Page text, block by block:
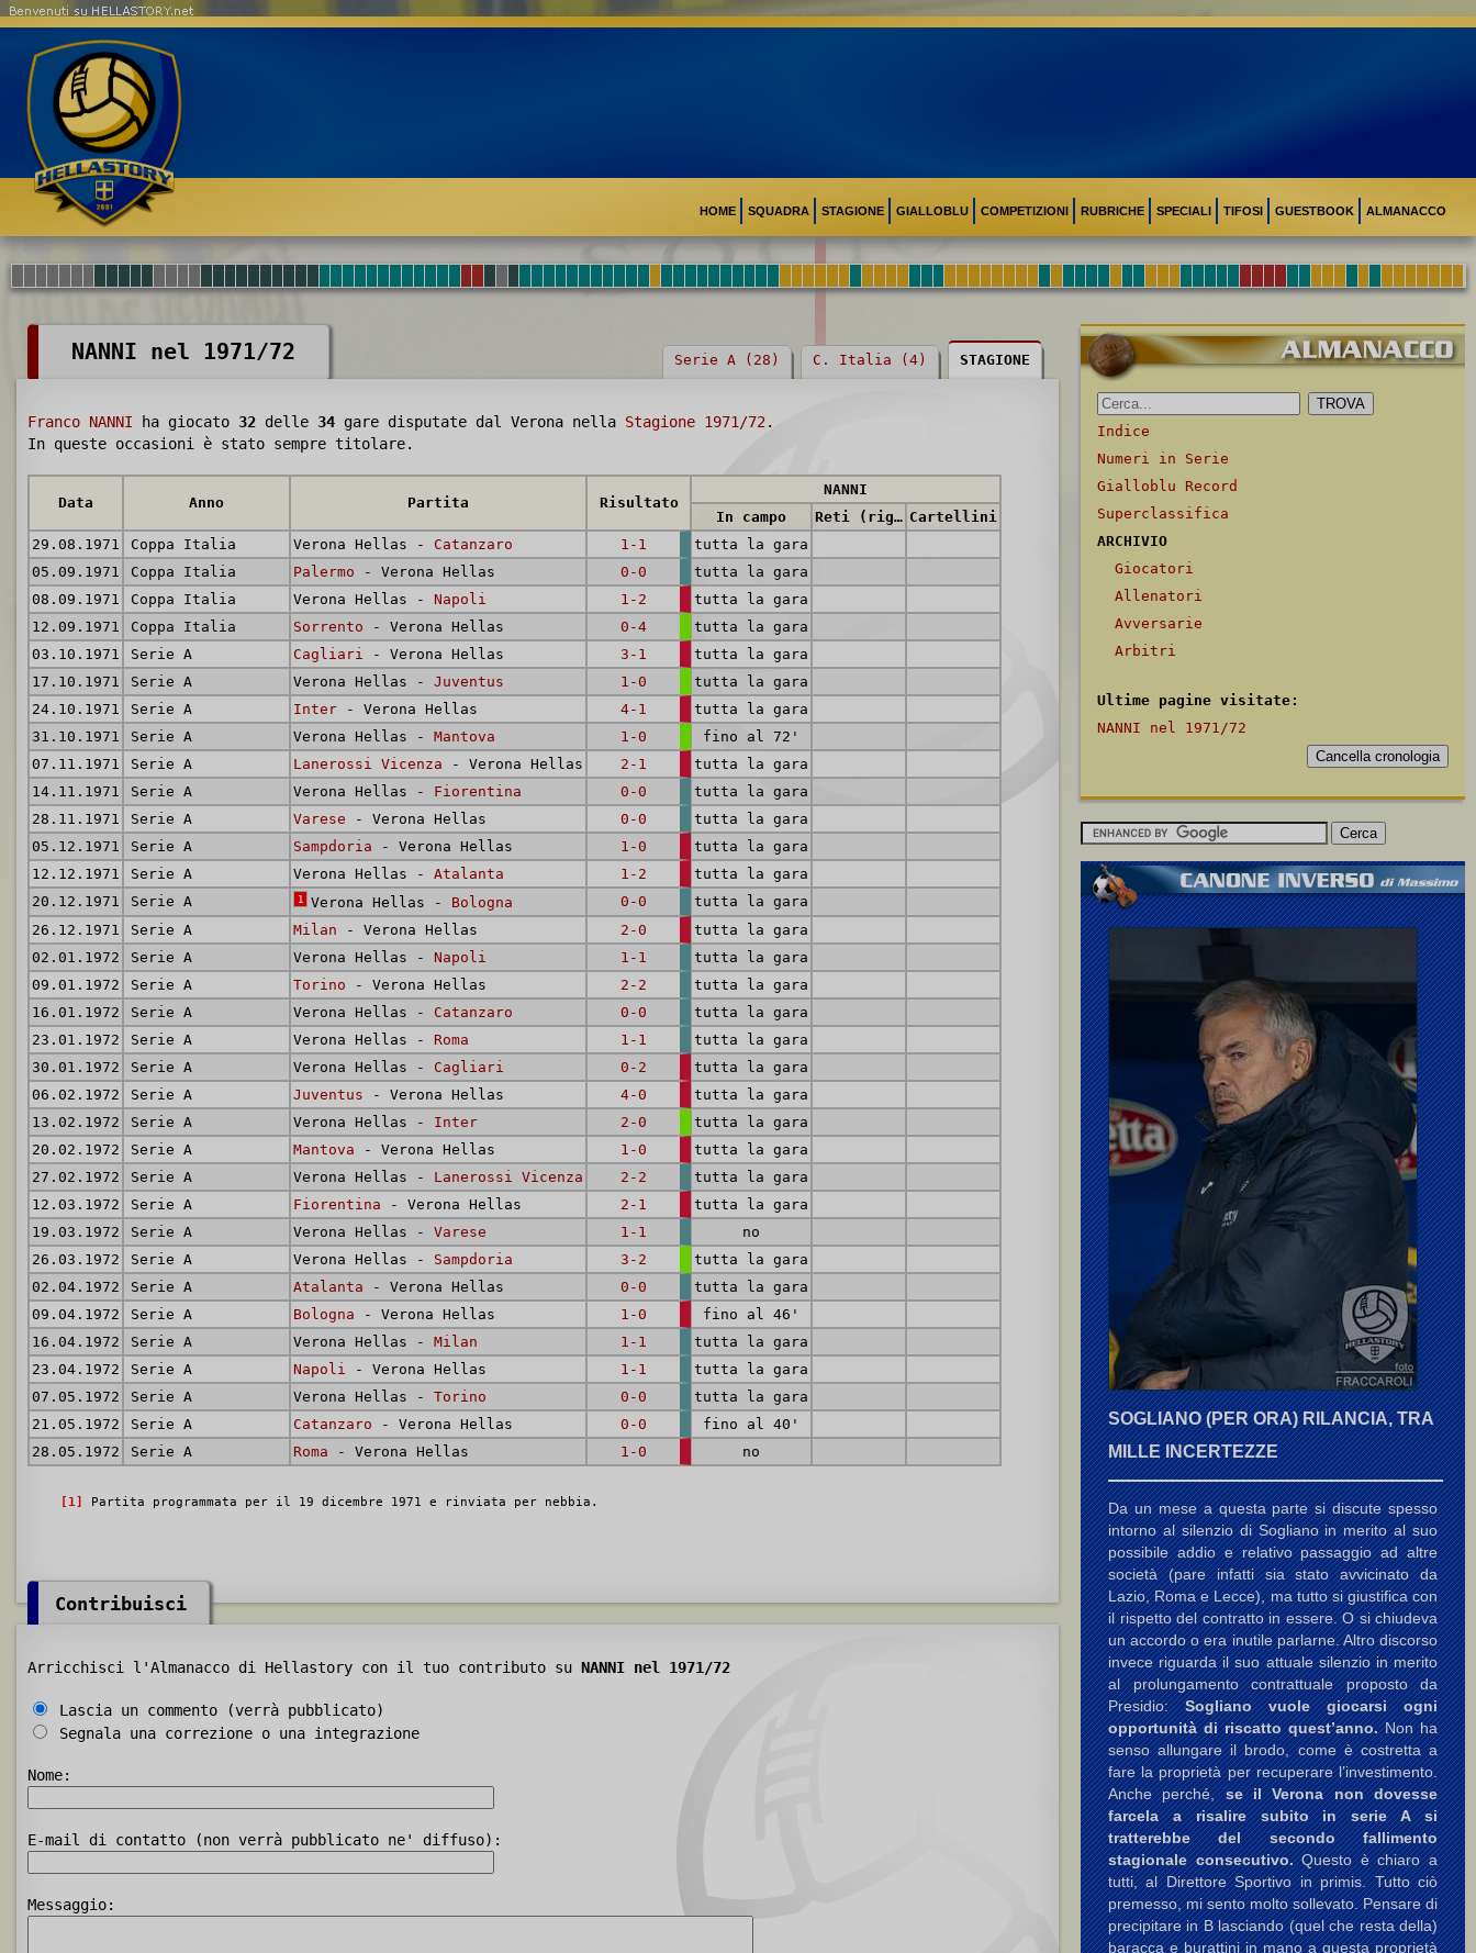
HOME SQUADRA STAGIONE GIALLOBLU COMPETIZIONI RUBRICHE SPECIALI TIFOSI GUESTBOOK ALMANACCO
Benvenuti su HELLASTORY.net
NANNI nel 1971/72 Serie A (28) C. Italia (4) STAGIONE
Franco NANNI ha giocato 32 delle 34 gare disputate dal Verona nella Stagione 1971/72 .
In queste occasioni è stato sempre titolare.
Data Anno Partita Risultato
NANNI
In campo
Reti (rig.) Cartellini
29.08.1971
Coppa Italia Verona Hellas - Catanzaro 1-1
tutta la gara
05.09.1971
Coppa Italia Palermo - Verona Hellas 0-0
tutta la gara
08.09.1971
Coppa Italia Verona Hellas - Napoli 1-2
tutta la gara
12.09.1971
Coppa Italia Sorrento - Verona Hellas 0-4
tutta la gara
03.10.1971
Serie A Cagliari - Verona Hellas 3-1
tutta la gara
17.10.1971
Serie A Verona Hellas - Juventus 1-0
tutta la gara
24.10.1971
Serie A Inter - Verona Hellas 4-1
tutta la gara
31.10.1971
Serie A Verona Hellas - Mantova 1-0
fino al 72'
07.11.1971
Serie A Lanerossi Vicenza - Verona Hellas 2-1
tutta la gara
14.11.1971
Serie A Verona Hellas - Fiorentina 0-0
tutta la gara
28.11.1971
Serie A Varese - Verona Hellas 0-0
tutta la gara
05.12.1971
Serie A Sampdoria - Verona Hellas 1-0
tutta la gara
12.12.1971
Serie A Verona Hellas - Atalanta 1-2
tutta la gara
20.12.1971
Serie A 1 Verona Hellas - Bologna 0-0
tutta la gara
26.12.1971
Serie A Milan - Verona Hellas 2-0
tutta la gara
02.01.1972
Serie A Verona Hellas - Napoli 1-1
tutta la gara
09.01.1972
Serie A Torino - Verona Hellas 2-2
tutta la gara
16.01.1972
Serie A Verona Hellas - Catanzaro 0-0
tutta la gara
23.01.1972
Serie A Verona Hellas - Roma 1-1
tutta la gara
30.01.1972
Serie A Verona Hellas - Cagliari 0-2
tutta la gara
06.02.1972
Serie A Juventus - Verona Hellas 4-0
tutta la gara
13.02.1972
Serie A Verona Hellas - Inter 2-0
tutta la gara
20.02.1972
Serie A Mantova - Verona Hellas 1-0
tutta la gara
27.02.1972
Serie A Verona Hellas - Lanerossi Vicenza 2-2
tutta la gara
12.03.1972
Serie A Fiorentina - Verona Hellas 2-1
tutta la gara
19.03.1972
Serie A Verona Hellas - Varese 1-1
no
26.03.1972
Serie A Verona Hellas - Sampdoria 3-2
tutta la gara
02.04.1972
Serie A Atalanta - Verona Hellas 0-0
tutta la gara
09.04.1972
Serie A Bologna - Verona Hellas 1-0
fino al 46'
16.04.1972
Serie A Verona Hellas - Milan 1-1
tutta la gara
23.04.1972
Serie A Napoli - Verona Hellas 1-1
tutta la gara
07.05.1972
Serie A Verona Hellas - Torino 0-0
tutta la gara
21.05.1972
Serie A Catanzaro - Verona Hellas 0-0
fino al 40'
28.05.1972
Serie A Roma - Verona Hellas 1-0 no
[1] Partita programmata per il 19 dicembre 1971 e rinviata per nebbia.
Contribuisci
Arricchisci l'Almanacco di Hellastory con il tuo contributo su NANNI nel 1971/72
Lascia un commento (verrà pubblicato)
Segnala una correzione o una integrazione
Nome:
E-mail di contatto (non verrà pubblicato ne' diffuso):
Messaggio:
Indice
Numeri in Serie
Gialloblu Record
Superclassifica
ARCHIVIO
Giocatori
Allenatori
Avversarie
Arbitri
Ultime pagine visitate:
NANNI nel 1971/72
SOGLIANO (PER ORA) RILANCIA, TRA
MILLE INCERTEZZE
Da un mese a questa parte si discute spesso
intorno al silenzio di Sogliano in merito al suo
possibile addio e relativo passaggio ad altre
società (pare infatti sia stato avvicinato da
Lazio, Roma e Lecce), ma tutto si giustifica con
il rispetto del contratto in essere. O si chiudeva
un accordo o era inutile parlarne. Altro discorso
invece riguarda il suo attuale silenzio in merito
al prolungamento contrattuale proposto da
Presidio:Sogliano vuole giocarsi ogni
opportunità di riscatto quest’anno.Non ha
senso allungare il brodo, come è costretta a
fare la proprietà per recuperare l’investimento.
Anche perché,se il Verona non dovesse
farcela a risalire subito in serie A si
tratterebbe del secondo fallimento
stagionale consecutivo.Questo è chiaro a
tutti, al Direttore Sportivo in primis. Tutto ciò
premesso, mi sento molto sollevato. Pensare di
precipitare in B lasciando (quel che resta della)
baracca e burattini in mano a questa proprietà